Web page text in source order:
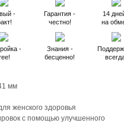
-
Гарантия -
честно!
14
на
-
Знания -
бесценно!
мм
женского здоровья
с помощью улучшенного